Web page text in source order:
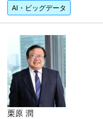
AI・ビッグデータ
栗原 潤